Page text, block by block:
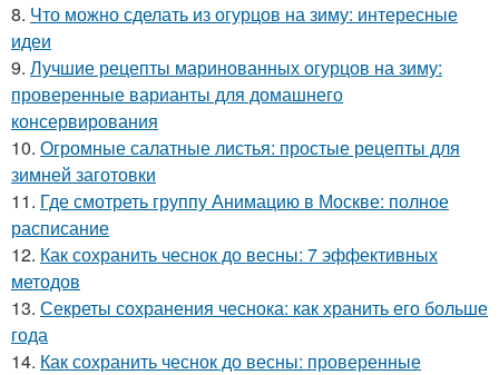
8. Что можно сделать из огурцов на зиму: интересные
идеи
9. Лучшие рецепты маринованных огурцов на зиму:
проверенные варианты для домашнего
консервирования
10. Огромные салатные листья: простые рецепты для
зимней заготовки
11. Где смотреть группу Анимацию в Москве: полное
расписание
12. Как сохранить чеснок до весны: 7 эффективных
методов
13. Секреты сохранения чеснока: как хранить его больше
года
14. Как сохранить чеснок до весны: проверенные